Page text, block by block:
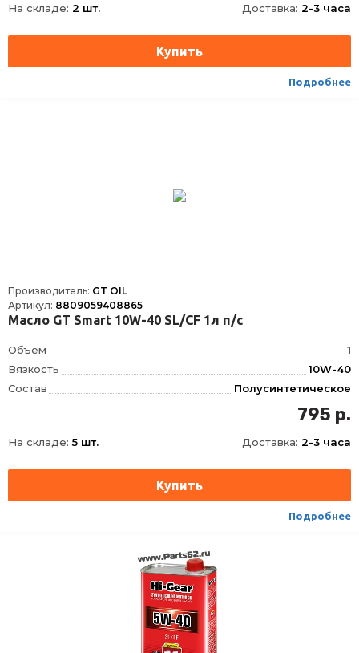
API
CH-4, SL
На складе: 2 шт. Доставка: 2-3 часа
Подробнее
Производитель: GT OIL
Артикул: 8809059408865
Масло GT Smart 10W-40 SL/CF 1л п/с
Объем
1
Вязкость
10W-40
Состав
Полусинтетическое
MB 229.1, BMW Special Oil
A3, B3
API
SL, CF
795 р.
На складе:5 шт. Доставка: 2-3 часа
Подробнее